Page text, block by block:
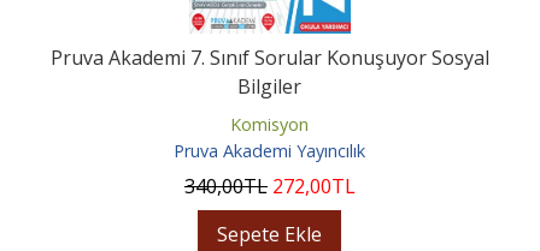
Pruva Akademi 7. Sınıf Sorular Konuşuyor Sosyal
Bilgiler
Komisyon
Pruva Akademi Yayıncılık
340,00TL 272,00TL
Sepete Ekle